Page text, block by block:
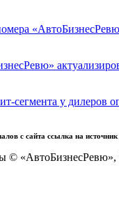
сегмента у дилеров
с сайта ссылка на источник
© «АвтоБизнесРевю»,